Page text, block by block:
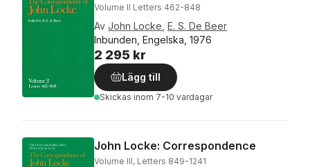
Volume II Letters 462-848
Av John Locke E. S. De Beer
Inbunden, Engelska, 1976
2 295 kr
Lägg till
Skickas inom 7-10 vardagar
John Locke: Correspondence
Volume III, Letters 849-1241